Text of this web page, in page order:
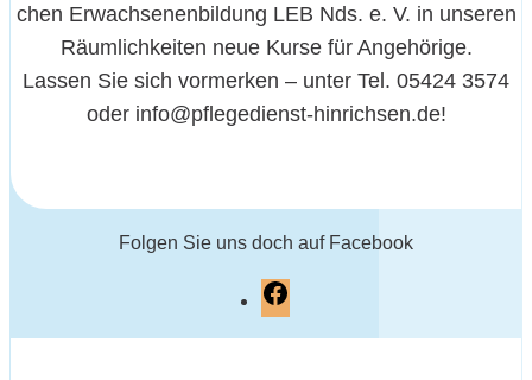
chen Erwach­se­nen­bil­dung LEB Nds. e. V. in unse­ren
Räum­lich­kei­ten neue Kur­se für Ange­hö­ri­ge.
Las­sen Sie sich vor­mer­ken – unter Tel. 05424 3574
oder info@pflegedienst-hinrichsen.de!
Fol­gen Sie uns doch auf Facebook